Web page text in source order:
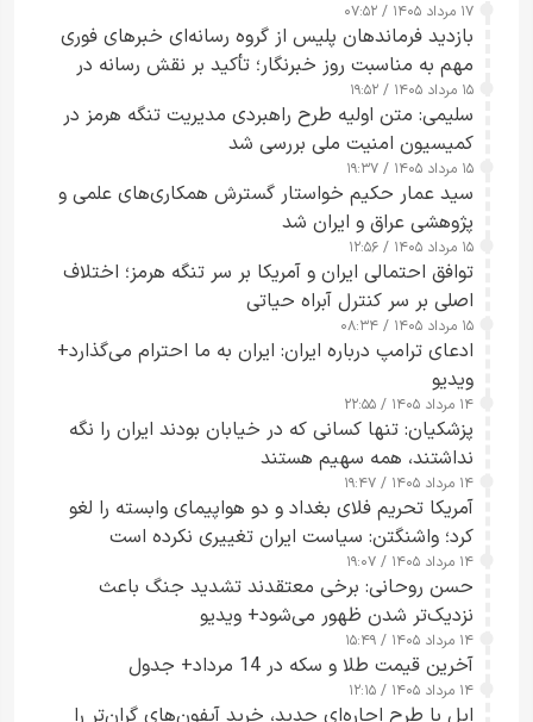
۱۷ مرداد ۱۴۰۵ / ۰۷:۵۲
بازدید فرماندهان پلیس از گروه رسانه‌ای خبرهای فوری
مهم به مناسبت روز خبرنگار؛ تأکید بر نقش رسانه در
تقویت امنیت و اعتماد عمومی
۱۵ مرداد ۱۴۰۵ / ۱۹:۵۲
سلیمی: متن اولیه طرح راهبردی مدیریت تنگه هرمز در
کمیسیون امنیت ملی بررسی شد
۱۵ مرداد ۱۴۰۵ / ۱۹:۳۷
سید عمار حکیم خواستار گسترش همکاری‌های علمی و
پژوهشی عراق و ایران شد
۱۵ مرداد ۱۴۰۵ / ۱۲:۵۶
توافق احتمالی ایران و آمریکا بر سر تنگه هرمز؛ اختلاف
اصلی بر سر کنترل آبراه حیاتی
۱۵ مرداد ۱۴۰۵ / ۰۸:۳۴
ادعای ترامپ درباره ایران: ایران به ما احترام می‌گذارد+
ویدیو
۱۴ مرداد ۱۴۰۵ / ۲۲:۵۵
پزشکیان: تنها کسانی که در خیابان بودند ایران را نگه
نداشتند، همه سهیم هستند
۱۴ مرداد ۱۴۰۵ / ۱۹:۴۷
آمریکا تحریم فلای بغداد و دو هواپیمای وابسته را لغو
کرد؛ واشنگتن: سیاست ایران تغییری نکرده است
۱۴ مرداد ۱۴۰۵ / ۱۹:۰۷
حسن روحانی: برخی معتقدند تشدید جنگ باعث
نزدیک‌تر شدن ظهور می‌شود+ ویدیو
۱۴ مرداد ۱۴۰۵ / ۱۵:۴۹
آخرین قیمت طلا و سکه در 14 مرداد+ جدول
۱۴ مرداد ۱۴۰۵ / ۱۲:۱۵